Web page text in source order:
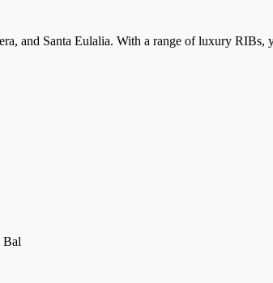
and Santa Eulalia. With a range of luxury
Bal